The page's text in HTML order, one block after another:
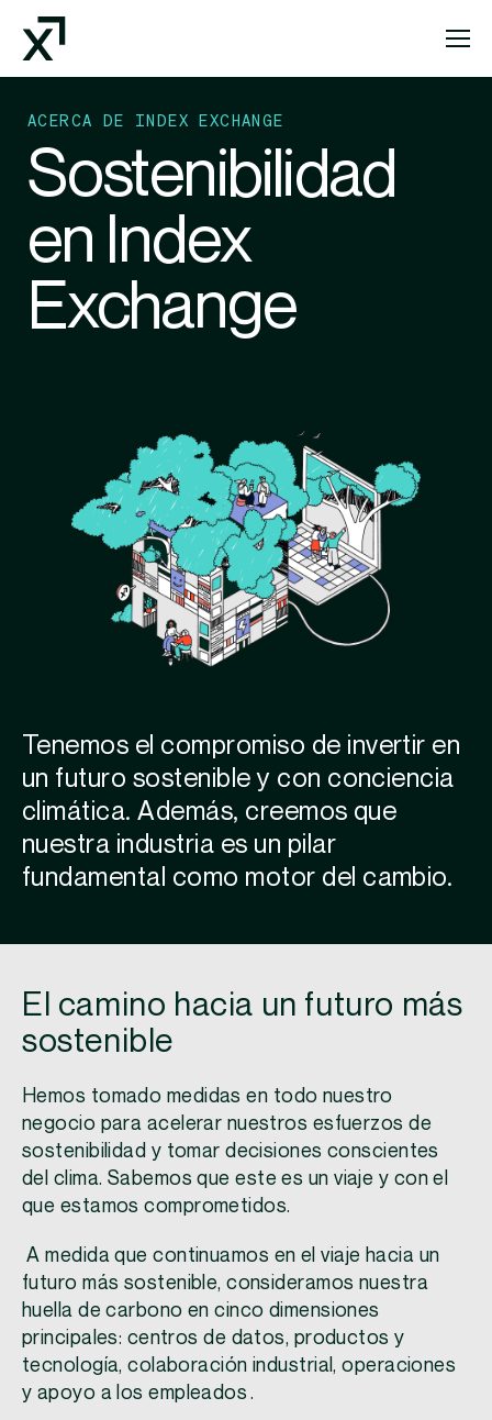
Index Exchange Home page
ACERCA DE INDEX EXCHANGE
Sostenibilidad
en Index
Exchange
Tenemos el compromiso de invertir en
un futuro sostenible y con conciencia
climática. Además, creemos que
nuestra industria es un pilar
fundamental como motor del cambio.
El camino hacia un futuro más
sostenible
Hemos tomado medidas en todo nuestro
negocio para acelerar nuestros esfuerzos de
sostenibilidad y tomar decisiones conscientes
del clima. Sabemos que este es un viaje y con el
que estamos comprometidos.
A medida que continuamos en el viaje hacia un
futuro más sostenible, consideramos nuestra
huella de carbono en cinco dimensiones
principales: centros de datos, productos y
tecnología, colaboración industrial, operaciones
y apoyo a los empleados .